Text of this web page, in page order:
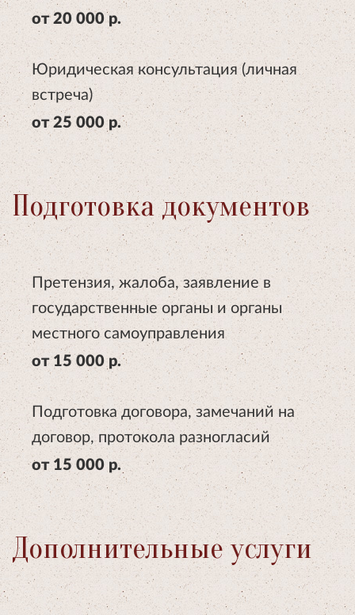
от 20 000 р.
Юридическая консультация (личная
встреча)
от 25 000 р.
Подготовка документов
Претензия, жалоба, заявление в
государственные органы и органы
местного самоуправления
от 15 000 р.
Подготовка договора, замечаний на
договор, протокола разногласий
от 15 000 р.
Дополнительные услуги